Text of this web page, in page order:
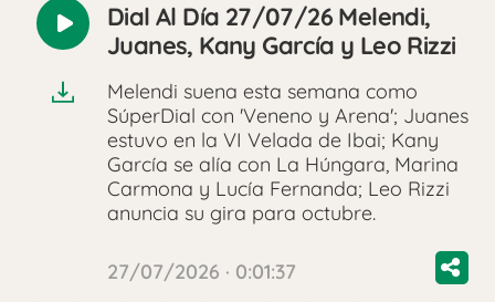
Reproducir
audio
Dial Al Día 27/07/26 Melendi,
Juanes, Kany García y Leo Rizzi
Melendi suena esta semana como
SúperDial con 'Veneno y Arena'; Juanes
estuvo en la VI Velada de Ibai; Kany
García se alía con La Húngara, Marina
Carmona y Lucía Fernanda; Leo Rizzi
anuncia su gira para octubre.
27/07/2026 · 0:01:37